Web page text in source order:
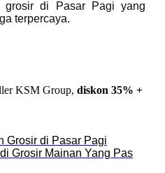
grosir di Pasar Pagi yang
terpercaya.
diskon 35% + Cashback
Grosir di Pasar Pagi
Grosir Mainan Yang Pas